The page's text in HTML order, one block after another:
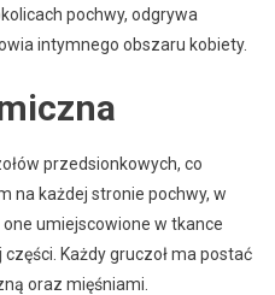
I
Funkcje
pochwy, odgrywa
intymnego obszaru kobiety.
przedsionkowych, co
na każdej stronie pochwy, w
umiejscowione w tkance
Każdy gruczoł ma postać
oraz mięśniami.